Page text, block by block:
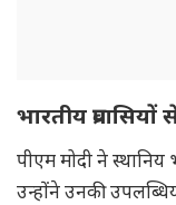
भारतीय
पीएम मोदी ने
उन्होंने उनकी